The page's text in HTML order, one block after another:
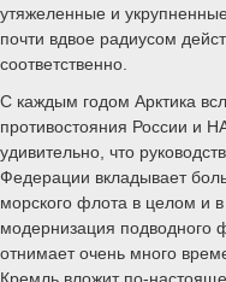
утяжеленные и
почти вдвое радиусом
соответственно.
С каждым годом Арктика
противостояния России и
удивительно, что
Федерации вкладывает
морского флота в целом и
модернизация подводного
отнимает очень много